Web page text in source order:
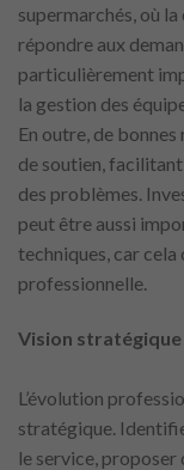
supermarchés, où
répondre aux
particulièrement
la gestion des
En outre, de
de soutien, facilitant
des problèmes.
peut être aussi
techniques, car
professionnelle.
Vision stratégique
L’évolution
stratégique.
le service,